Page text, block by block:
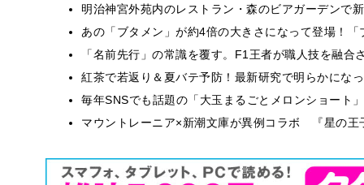
明治神宮外苑内のレストラン・森のビアガーデンで
あの「ブタメン」が約4倍の大きさになって登場！
「名前先行」の常識を覆す。F1王者が職人技を融
紅茶で若返り＆夏バテ予防！最新研究で明らかにな
毎年SNSでも話題の「大玉まるごとメロンショート
マウントレーニア×新潮文庫が異例コラボ 『星の